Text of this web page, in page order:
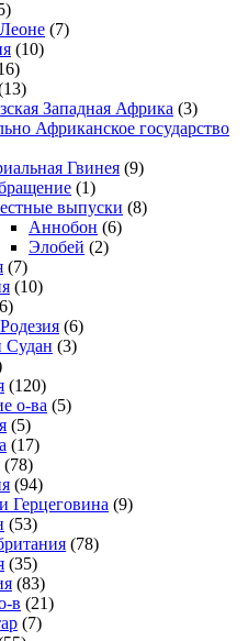
(7)
(10)
Западная Африка (3)
Африканское государство
Гвинея (9)
(1)
выпуски (8)
Аннобон (6)
Элобей (2)
(7)
(10)
(6)
(3)
(120)
о-ва (5)
(5)
(17)
(78)
(94)
Герцеговина (9)
(53)
(78)
(35)
(83)
в (21)
(7)